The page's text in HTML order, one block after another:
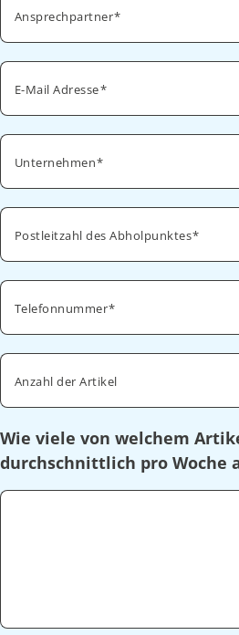
Ansprechpartner
E-Mail Adresse
Unternehmen
Postleitzahl des Abholpunktes
Telefonnummer
Anzahl der Artikel
Wie viele von welchem
durchschnittlich pro Woche